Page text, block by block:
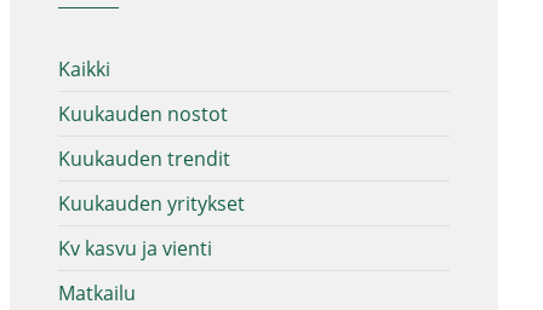
Kaikki
Kuukauden nostot
Kuukauden trendit
Kuukauden yritykset
Kv kasvu ja vienti
Matkailu